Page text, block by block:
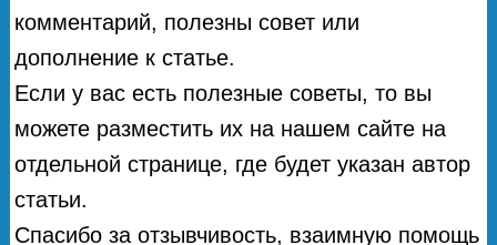
комментарий, полезны совет или
дополнение к статье.
Если у вас есть полезные советы, то вы
можете разместить их на нашем сайте на
отдельной странице, где будет указан автор
статьи.
Спасибо за отзывчивость, взаимную помощь